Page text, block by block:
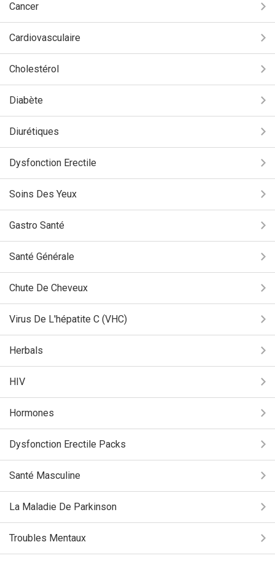
Cancer
Cardiovasculaire
Cholestérol
Diabète
Diurétiques
Dysfonction Erectile
Soins Des Yeux
Gastro Santé
Santé Générale
Chute De Cheveux
Virus De L'hépatite C (VHC)
Herbals
HIV
Hormones
Dysfonction Erectile Packs
Santé Masculine
La Maladie De Parkinson
Troubles Mentaux